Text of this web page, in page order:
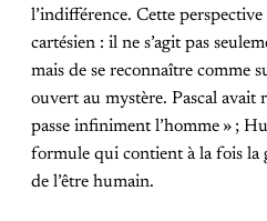
l’indifférence. Cette perspective
cartésien : il ne s’agit pas
mais de se reconnaître comme
ouvert au mystère. Pascal avait
passe infiniment l’homme » ;
formule qui contient à la fois la
de l’être humain.